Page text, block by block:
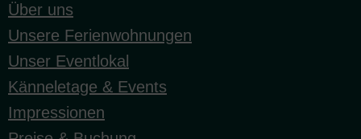
Über uns
Unsere Ferienwohnungen
Unser Eventlokal
Känneletage & Events
Impressionen